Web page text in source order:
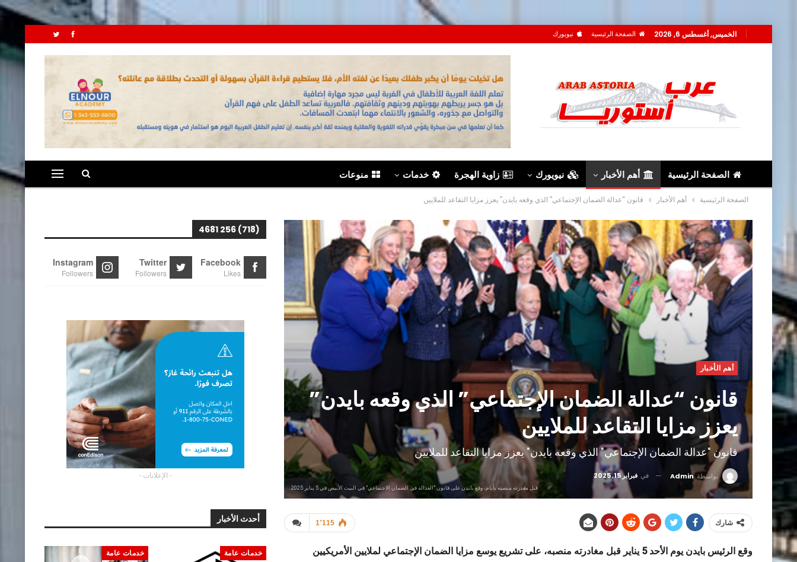
الخميس, أغسطس 6, 2026 الصفحة الرئيسية نيويورك
الصفحة الرئيسية أهم الأخبار نيويورك زاوية الهجرة خدمات منوعات
الصفحة الرئيسية أهم الأخبار قانون “عدالة الضمان الإجتماعي” الذي وقعه بايدن” يعزز مزايا التقاعد للملايين
أهم الأخبار
قانون “عدالة الضمان الإجتماعي” الذي وقعه بايدن”
يعزز مزايا التقاعد للملايين
قانون "عدالة الضمان الإجتماعي" الذي وقعه بايدن" يعزز مزايا التقاعد للملايين
بواسطةAdmin في فبراير 15, 2025
قبل مغدرته منصبه بأيام، وقع بايدن على قانون "العدالة في الضمان الاجتماعي" في البيت الأبيض في 5 يناير 2025.
1٬115 شارك
وقع الرئيس بايدن يوم الأحد 5 يناير قبل مغادرته منصبه، على تشريع يوسع مزايا الضمان الإجتماعي لملايين الأمريكيين
(718) 256 4681
Facebook
Likes
Twitter
Followers
Instagram
Followers
- الإعلانات -
أحدث الأخبار
خدمات عامة خدمات عامة